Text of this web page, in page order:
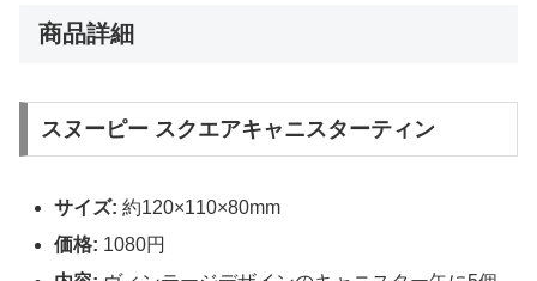
商品詳細
スヌーピー スクエアキャニスターティン
サイズ: 約120×110×80mm
価格: 1080円